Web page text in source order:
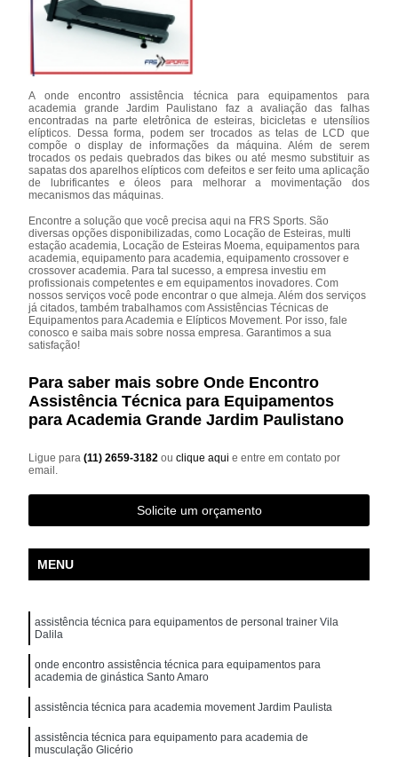
A onde encontro assistência técnica para equipamentos para
academia grande Jardim Paulistano faz a avaliação das falhas
encontradas na parte eletrônica de esteiras, bicicletas e utensílios
elípticos. Dessa forma, podem ser trocados as telas de LCD que
compõe o display de informações da máquina. Além de serem
trocados os pedais quebrados das bikes ou até mesmo substituir as
sapatas dos aparelhos elípticos com defeitos e ser feito uma aplicação
de lubrificantes e óleos para melhorar a movimentação dos
mecanismos das máquinas.
Encontre a solução que você precisa aqui na FRS Sports. São
diversas opções disponibilizadas, como Locação de Esteiras, multi
estação academia, Locação de Esteiras Moema, equipamentos para
academia, equipamento para academia, equipamento crossover e
crossover academia. Para tal sucesso, a empresa investiu em
profissionais competentes e em equipamentos inovadores. Com
nossos serviços você pode encontrar o que almeja. Além dos serviços
já citados, também trabalhamos com Assistências Técnicas de
Equipamentos para Academia e Elípticos Movement. Por isso, fale
conosco e saiba mais sobre nossa empresa. Garantimos a sua
satisfação!
Para saber mais sobre Onde Encontro
Assistência Técnica para Equipamentos
para Academia Grande Jardim Paulistano
Ligue para(11) 2659-3182ouclique aqui e entre em contato por
email.
Solicite um orçamento
MENU
assistência técnica para equipamentos de personal trainer Vila
Dalila
onde encontro assistência técnica para equipamentos para
academia de ginástica Santo Amaro
assistência técnica para academia movement Jardim Paulista
assistência técnica para equipamento para academia de
musculação Glicério